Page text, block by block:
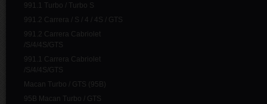
991.1 Turbo / Turbo S
991.2 Carrera / S / 4 / 4S / GTS
991.2 Carrera Cabriolet
/S/4/4S/GTS
991.1 Carrera Cabriolet
/S/4/4S/GTS
Macan Turbo / GTS (95B)
95B Macan Turbo / GTS